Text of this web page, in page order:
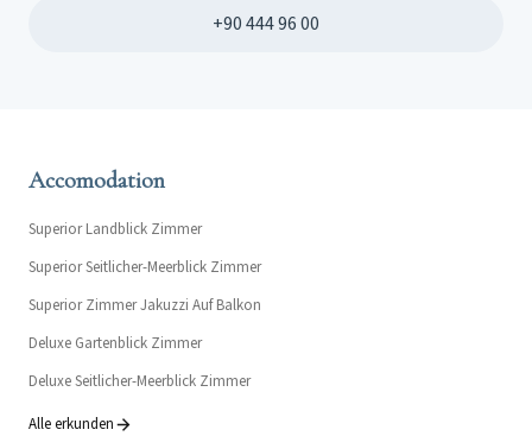
+90 444 96 00
Accomodation
Superior Landblick Zimmer
Superior Seitlicher-Meerblick Zimmer
Superior Zimmer Jakuzzi Auf Balkon
Deluxe Gartenblick Zimmer
Deluxe Seitlicher-Meerblick Zimmer
Alle erkunden